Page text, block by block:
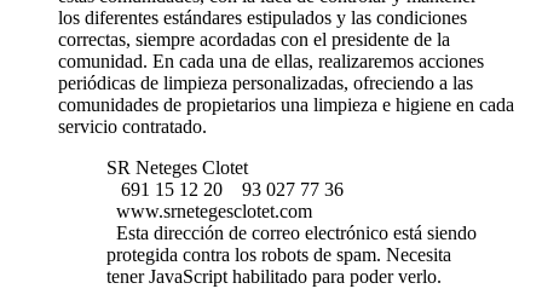
los diferentes estándares estipulados y las condiciones
correctas, siempre acordadas con el presidente de la
comunidad. En cada una de ellas, realizaremos acciones
periódicas de limpieza personalizadas, ofreciendo a las
comunidades de propietarios una limpieza e higiene en cada
servicio contratado.
SR Neteges Clotet
691 15 12 20
93 027 77 36
www.srnetegesclotet.com
Esta dirección de correo electrónico está siendo
protegida contra los robots de spam. Necesita
tener JavaScript habilitado para poder verlo.